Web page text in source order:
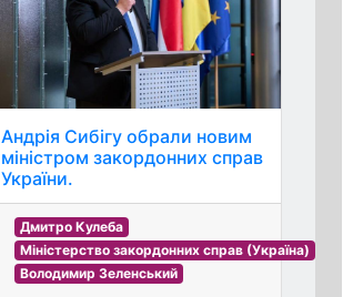
Андрія Сибігу обрали новим
міністром закордонних справ
України.
Дмитро Кулеба
Міністерство закордонних справ (Україна)
Володимир Зеленський